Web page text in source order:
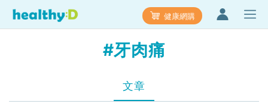
健康網購
#牙肉痛
文章